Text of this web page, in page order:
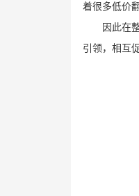
着很多低价
因此在
引领，相互